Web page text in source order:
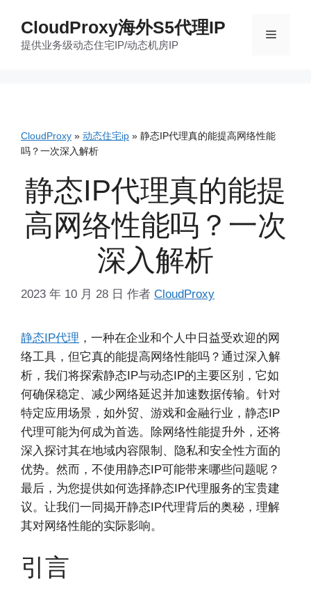
CloudProxy海外S5代理IP
提供业务级动态住宅IP/动态机房IP
菜
CloudProxy » 动态住宅ip » 静态IP代理真的能提高网络性能
吗？一次深入解析
静态IP代理真的能提
高网络性能吗？一次
深入解析
2023 年 10 月 28 日 作者 CloudProxy
静态IP代理 ，一种在企业和个人中日益受欢迎的网
络工具，但它真的能提高网络性能吗？通过深入解
析，我们将探索静态IP与动态IP的主要区别，它如
何确保稳定、减少网络延迟并加速数据传输。针对
特定应用场景，如外贸、游戏和金融行业，静态IP
代理可能为何成为首选。除网络性能提升外，还将
深入探讨其在地域内容限制、隐私和安全性方面的
优势。然而，不使用静态IP可能带来哪些问题呢？
最后，为您提供如何选择静态IP代理服务的宝贵建
议。让我们一同揭开静态IP代理背后的奥秘，理解
其对网络性能的实际影响。
引言